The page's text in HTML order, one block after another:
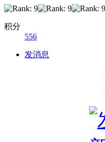
积分
556
发消息